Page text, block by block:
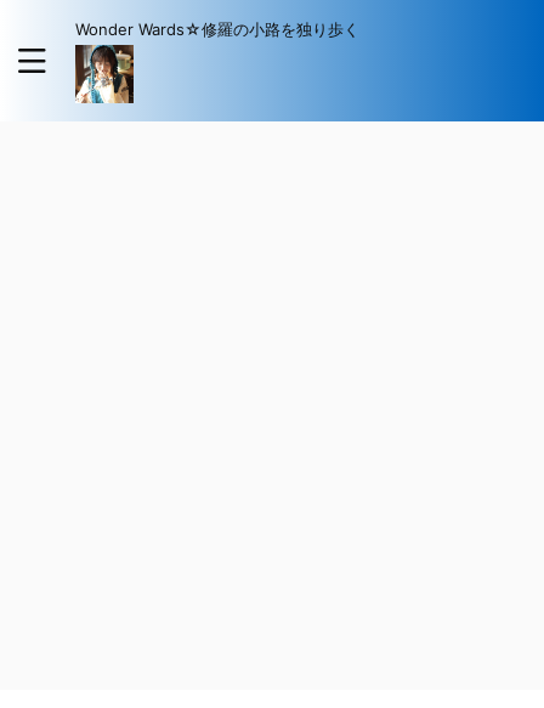
Wonder Wards☆修羅の小路を独り歩く